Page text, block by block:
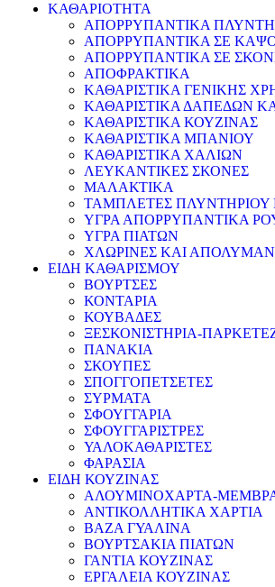
ΚΑΘΑΡΙΟΤΗΤΑ
ΑΠΟΡΡΥΠΑΝΤΙΚΑ
ΑΠΟΡΡΥΠΑΝΤΙΚΑ ΣΕ
ΑΠΟΡΡΥΠΑΝΤΙΚΑ ΣΕ
ΑΠΟΦΡΑΚΤΙΚΑ
ΚΑΘΑΡΙΣΤΙΚΑ ΓΕΝΙΚΗΣ
ΚΑΘΑΡΙΣΤΙΚΑ ΔΑΠΕΔΩΝ
ΚΑΘΑΡΙΣΤΙΚΑ ΚΟΥΖΙΝΑΣ
ΚΑΘΑΡΙΣΤΙΚΑ ΜΠΑΝΙΟΥ
ΚΑΘΑΡΙΣΤΙΚΑ ΧΑΛΙΩΝ
ΛΕΥΚΑΝΤΙΚΕΣ ΣΚΟΝΕΣ
ΜΑΛΑΚΤΙΚΑ
ΤΑΜΠΛΕΤΕΣ ΠΛΥΝΤΗΡΙΟΥ
ΥΓΡΑ ΑΠΟΡΡΥΠΑΝΤΙΚΑ
ΥΓΡΑ ΠΙΑΤΩΝ
ΧΛΩΡΙΝΕΣ ΚΑΙ
ΕΙΔΗ ΚΑΘΑΡΙΣΜΟΥ
ΒΟΥΡΤΣΕΣ
ΚΟΝΤΑΡΙΑ
ΚΟΥΒΑΔΕΣ
ΞΕΣΚΟΝΙΣΤΗΡΙΑ-
ΠΑΝΑΚΙΑ
ΣΚΟΥΠΕΣ
ΣΠΟΓΓΟΠΕΤΣΕΤΕΣ
ΣΥΡΜΑΤΑ
ΣΦΟΥΓΓΑΡΙΑ
ΣΦΟΥΓΓΑΡΙΣΤΡΕΣ
ΥΑΛΟΚΑΘΑΡΙΣΤΕΣ
ΦΑΡΑΣΙΑ
ΕΙΔΗ ΚΟΥΖΙΝΑΣ
ΑΛΟΥΜΙΝΟΧΑΡΤΑ-
ΑΝΤΙΚΟΛΛΗΤΙΚΑ ΧΑΡΤΙΑ
ΒΑΖΑ ΓΥΑΛΙΝΑ
ΒΟΥΡΤΣΑΚΙΑ ΠΙΑΤΩΝ
ΓΑΝΤΙΑ ΚΟΥΖΙΝΑΣ
ΕΡΓΑΛΕΙΑ ΚΟΥΖΙΝΑΣ